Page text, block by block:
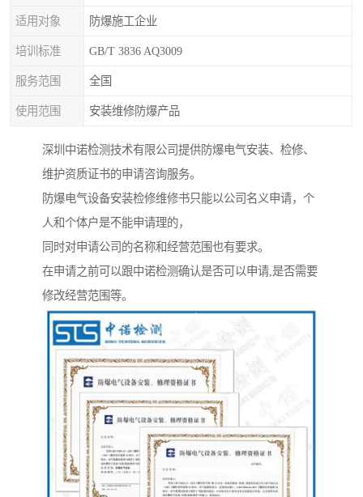
适用对象 防爆施工企业
培训标准 GB/T 3836 AQ3009
服务范围 全国
使用范围 安装维修防爆产品
深圳中诺检测技术有限公司提供防爆电气安装、检修、
维护资质证书的申请咨询服务。
防爆电气设备安装检修维修书只能以公司名义申请，个
人和个体户是不能申请理的，
同时对申请公司的名称和经营范围也有要求。
在申请之前可以跟中诺检测确认是否可以申请,是否需要
修改经营范围等。